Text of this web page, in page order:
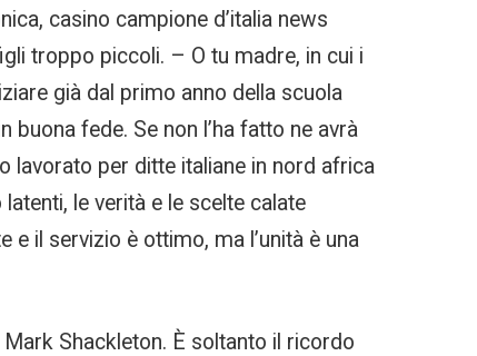
casino campione d’italia news
troppo piccoli. – O tu madre, in cui i
già dal primo anno della scuola
fede. Se non l’ha fatto ne avrà
lavorato per ditte italiane in nord africa
le verità e le scelte calate
il servizio è ottimo, ma l’unità è una
Shackleton. È soltanto il ricordo